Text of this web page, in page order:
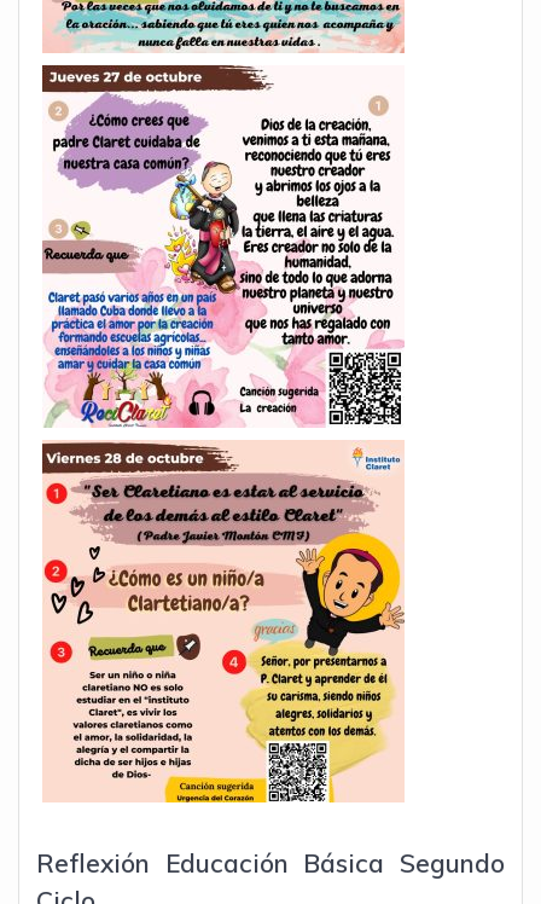
Reflexión Educación Básica Segundo